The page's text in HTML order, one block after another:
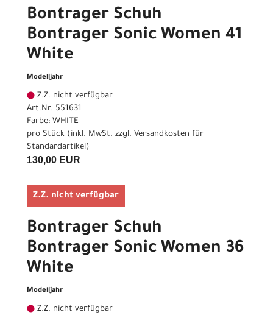
Bontrager Schuh
Bontrager Sonic Women 41
White
Modelljahr
Z.Z. nicht verfügbar
Art.Nr. 551631
Farbe: WHITE
pro Stück (inkl. MwSt. zzgl. Versandkosten für
Standardartikel)
130,00 EUR
Z.Z. nicht verfügbar
Bontrager Schuh
Bontrager Sonic Women 36
White
Modelljahr
Z.Z. nicht verfügbar